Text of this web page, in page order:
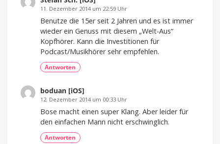
11. Dezember 2014 um 22:59 Uhr
Benutze die 15er seit 2 Jahren und es ist immer
wieder ein Genuss mit diesem „Welt-Aus“
Kopfhörer. Kann die Investitionen für
Podcast/Musikhörer sehr empfehlen.
Antworten
boduan [iOS]
12. Dezember 2014 um 00:33 Uhr
Bose macht einen super Klang. Aber leider für
den einfachen Mann nicht erschwinglich.
Antworten